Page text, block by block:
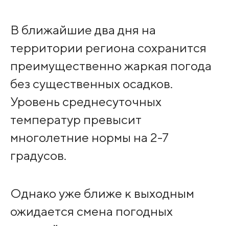
В ближайшие два дня на
территории региона сохранится
преимущественно жаркая погода
без существенных осадков.
Уровень среднесуточных
температур превысит
многолетние нормы на 2-7
градусов.
Однако уже ближе к выходным
ожидается смена погодных